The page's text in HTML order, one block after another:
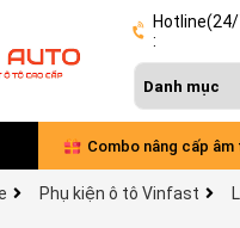
:
Combo nâng cấp
xe VinFast Limo
Phụ kiện ô tô Vinfast